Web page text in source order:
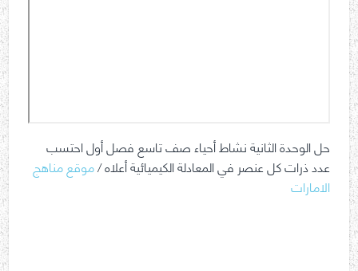
حل الوحدة الثانية نشاط أحياء صف تاسع فصل أول احتسب
عدد ذرات كل عنصر في المعادلة الكيميائية أعلاه /موقع مناهج
الامارات